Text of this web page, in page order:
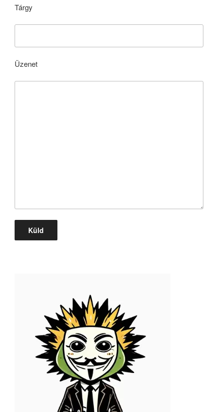
Tárgy
Üzenet